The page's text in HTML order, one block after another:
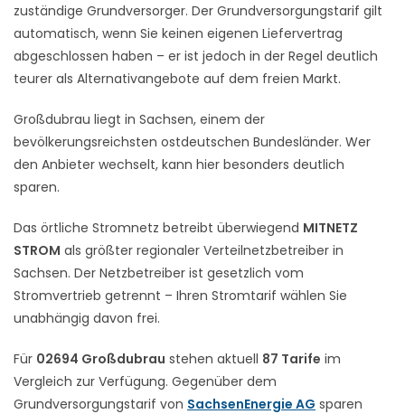
zuständige Grundversorger. Der Grundversorgungstarif gilt
automatisch, wenn Sie keinen eigenen Liefervertrag
abgeschlossen haben – er ist jedoch in der Regel deutlich
teurer als Alternativangebote auf dem freien Markt.
Großdubrau liegt in Sachsen, einem der
bevölkerungsreichsten ostdeutschen Bundesländer. Wer
den Anbieter wechselt, kann hier besonders deutlich
sparen.
Das örtliche Stromnetz betreibt überwiegend MITNETZ
STROM als größter regionaler Verteilnetzbetreiber in
Sachsen. Der Netzbetreiber ist gesetzlich vom
Stromvertrieb getrennt – Ihren Stromtarif wählen Sie
unabhängig davon frei.
Für 02694 Großdubrau stehen aktuell 87 Tarife im
Vergleich zur Verfügung. Gegenüber dem
Grundversorgungstarif von SachsenEnergie AG sparen